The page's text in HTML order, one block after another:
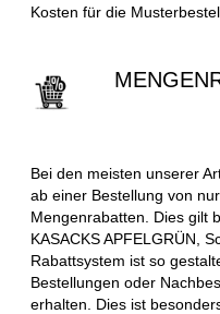
Kosten für die
Bei den meisten unserer
ab einer Bestellung von
Mengenrabatten. Dies gilt
KASACKS APFELGRÜN,
Rabattsystem ist so
Bestellungen oder
erhalten. Dies ist